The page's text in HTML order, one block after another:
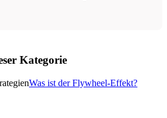
Kategorie
Was ist der Flywheel-Effekt?